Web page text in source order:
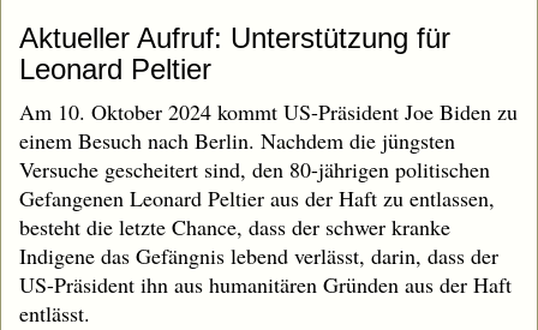
Aktueller Aufruf: Unterstützung für
Leonard Peltier
Am 10. Oktober 2024 kommt US-Präsident Joe Biden zu
einem Besuch nach Berlin. Nachdem die jüngsten
Versuche gescheitert sind, den 80-jährigen politischen
Gefangenen Leonard Peltier aus der Haft zu entlassen,
besteht die letzte Chance, dass der schwer kranke
Indigene das Gefängnis lebend verlässt, darin, dass der
US-Präsident ihn aus humanitären Gründen aus der Haft
entlässt.